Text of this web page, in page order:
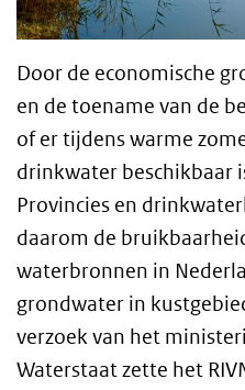
Door de economische
en de toename van de
of er tijdens warme
drinkwater beschikbaar
Provincies en
daarom de
waterbronnen in
grondwater in
verzoek van het
Waterstaat zette het